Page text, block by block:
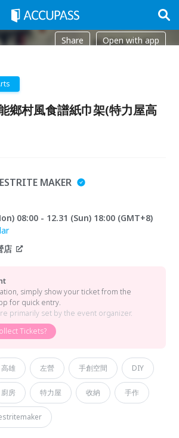
Share Open with app
鄉村風食譜紙巾架(特力屋高
MAKER
08:00 - 12.31 (Sun) 18:00 (GMT+8)
店
simply show your ticket from the
for quick entry.
primarily set by the event organizer.
Tickets?
高雄 左營 手創空間 DIY
廚房 特力屋 收納 手作